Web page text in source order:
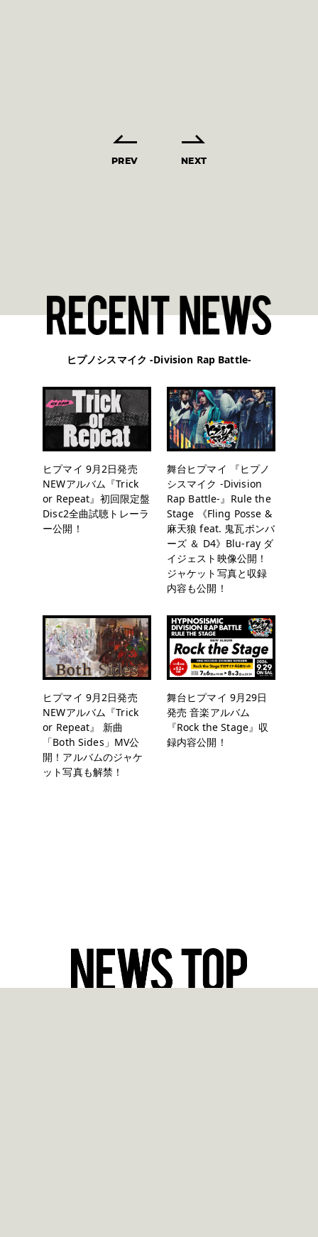
PREV NEXT
ヒプノシスマイク -Division Rap Battle-
ヒプマイ 9月2日発売
NEWアルバム『Trick
or Repeat』初回限定盤
Disc2全曲試聴トレーラ
ー公開！
舞台ヒプマイ 『ヒプノ
シスマイク -Division
Rap Battle-』Rule the
Stage 《Fling Posse &
麻天狼 feat. 鬼瓦ボンバ
ーズ ＆ D4》Blu-ray ダ
イジェスト映像公開！
ジャケット写真と収録
内容も公開！
ヒプマイ 9月2日発売
NEWアルバム『Trick
or Repeat』 新曲
「Both Sides」MV公
開！アルバムのジャケ
ット写真も解禁！
舞台ヒプマイ 9月29日
発売 音楽アルバム
『Rock the Stage』収
録内容公開！